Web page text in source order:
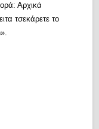
Αρχικά
τσεκάρετε το